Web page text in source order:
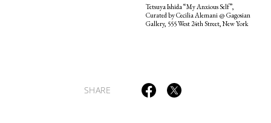
Tetsuya Ishida “My Anxious Self”,
Curated by Cecilia Alemani @ Gagosian
Gallery, 555 West 24th Street, New York
SHARE